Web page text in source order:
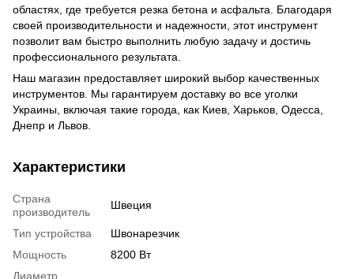
областях, где требуется резка бетона и асфальта. Благодаря
своей производительности и надежности, этот инструмент
позволит вам быстро выполнить любую задачу и достичь
профессионального результата.
Наш магазин предоставляет широкий выбор качественных
инструментов. Мы гарантируем доставку во все уголки
Украины, включая такие города, как Киев, Харьков, Одесса,
Днепр и Львов.
Характеристики
Страна
производитель
Швеция
Тип устройства
Швонарезчик
Мощность
8200 Вт
Диаметр